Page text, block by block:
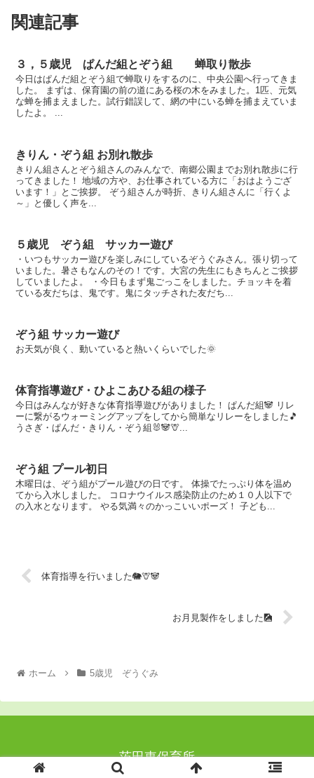
関連記事
３，５歳児 ぱんだ組とぞう組 蝉取り散歩
今日はぱんだ組とぞう組で蝉取りをするのに、中央公園へ行ってきま
した。 まずは、保育園の前の道にある桜の木をみました。1匹、元気
な蝉を捕まえました。試行錯誤して、網の中にいる蝉を捕まえていま
したよ。 ...
きりん・ぞう組 お別れ散歩
きりん組さんとぞう組さんのみんなで、南郷公園までお別れ散歩に行
ってきました！ 地域の方や、お仕事されている方に「おはようござ
います！」とご挨拶。 ぞう組さんが時折、きりん組さんに「行くよ
～」と優しく声を...
５歳児 ぞう組 サッカー遊び
・いつもサッカー遊びを楽しみにしているぞうぐみさん。張り切って
いました。暑さもなんのその！です。大宮の先生にもきちんとご挨拶
していましたよ。 ・今日もまず鬼ごっこをしました。チョッキを着
ている友だちは、鬼です。鬼にタッチされた友だち...
ぞう組 サッカー遊び
お天気が良く、動いていると熱いくらいでした🌞
体育指導遊び・ひよこあひる組の様子
今日はみんなが好きな体育指導遊びがありました！ ぱんだ組🐼 リレ
ーに繋がるウォーミングアップをしてから簡単なリレーをしました🎵
うさぎ・ぱんだ・きりん・ぞう組🐰🐼🦒...
ぞう組 プール初日
木曜日は、ぞう組がプール遊びの日です。 体操でたっぷり体を温め
てから入水しました。 コロナウイルス感染防止のため１０人以下で
の入水となります。 やる気満々のかっこいいポーズ！ 子ども...
体育指導を行いました🐘🦒🐼
お月見製作をしました🎑
ホーム 5歳児 ぞうぐみ
茨田東保育所